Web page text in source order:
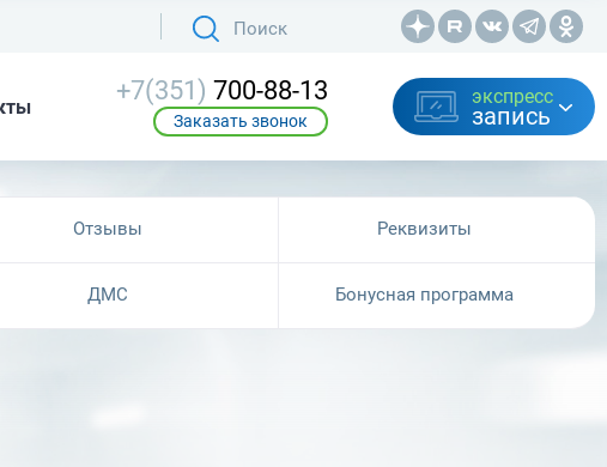
+7(351) 700-88-13
Заказать звонок
экспресс
запись
Отзывы Реквизиты
ДМС Бонусная программа